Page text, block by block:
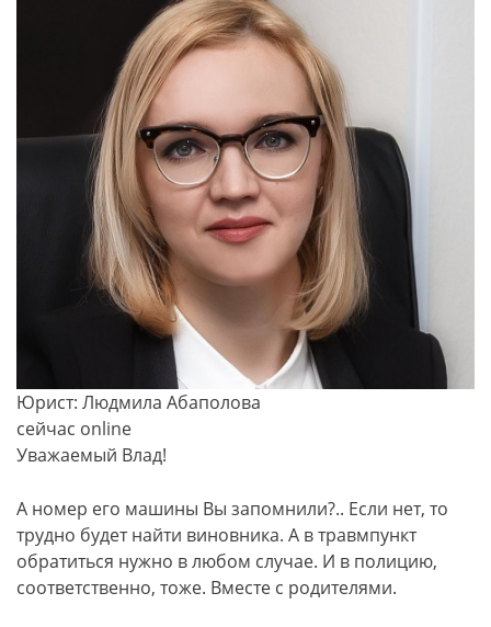
Юрист: Людмила Абаполова
сейчас online
Уважаемый Влад!
А номер его машины Вы запомнили?.. Если нет, то
трудно будет найти виновника. А в травмпункт
обратиться нужно в любом случае. И в полицию,
соответственно, тоже. Вместе с родителями.